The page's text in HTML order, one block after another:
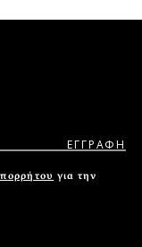
για την